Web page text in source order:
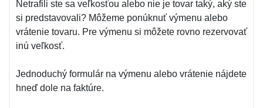
Netrafili ste sa veľkosťou alebo nie je tovar taký, aký ste
si predstavovali? Môžeme ponúknuť výmenu alebo
vrátenie tovaru. Pre výmenu si môžete rovno rezervovať
inú veľkosť.
Jednoduchý formulár na výmenu alebo vrátenie nájdete
hneď dole na faktúre.